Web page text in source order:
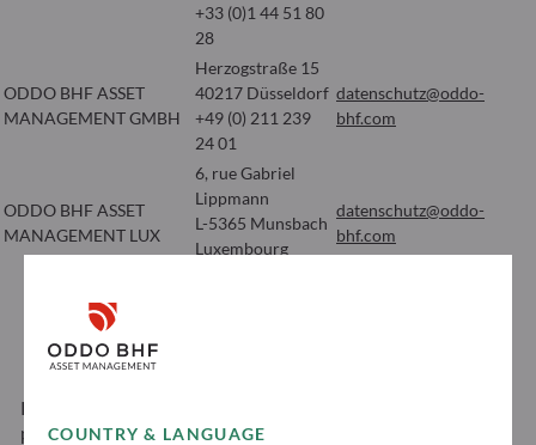
COUNTRY & LANGUAGE
+33 (0)1 44 51 80
28
ODDO BHF ASSET
MANAGEMENT GMBH
Herzogstraße 15
40217 Düsseldorf
+49 (0) 211 239
24 01
datenschutz@oddo-
bhf.com
ODDO BHF ASSET
MANAGEMENT LUX
6, rue Gabriel
Lippmann
L-5365 Munsbach
Luxembourg
datenschutz@oddo-
bhf.com
Pour consulter la politique de protection des données
personnelles de ODDO BHF Asset Management